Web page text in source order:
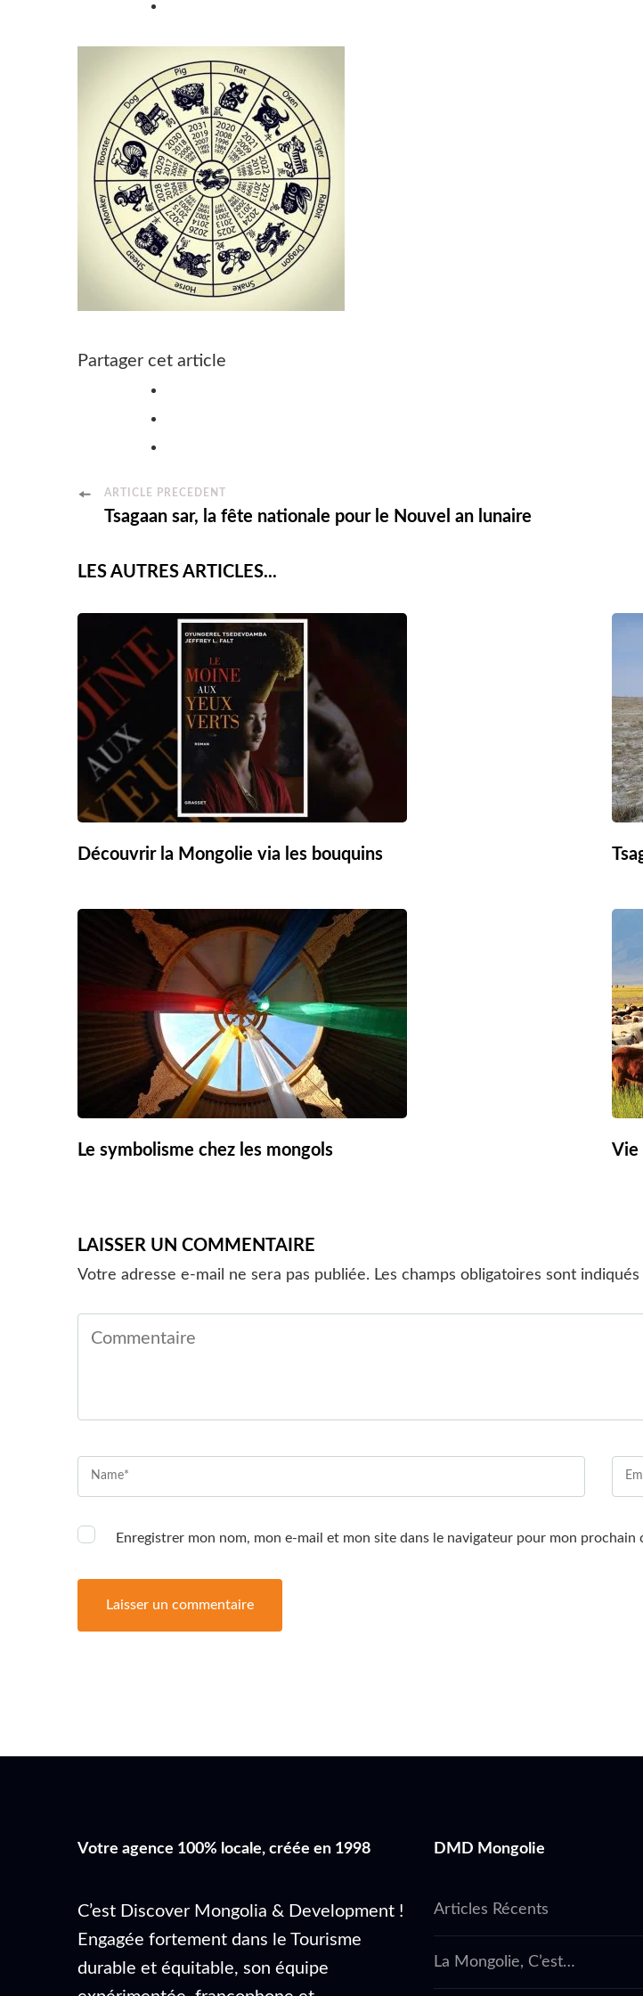
Partager cet article
Post
Navigation
ARTICLE PRÉCÉDENT
Tsagaan sar, la fête nationale pour le Nouvel an lunaire
LES AUTRES ARTICLES...
Découvrir la Mongolie via les bouquins
Le symbolisme chez les mongols Vie
LAISSER UN COMMENTAIRE
Votre adresse e-mail ne sera pas publiée. Les champs obligatoires sont indiqués
Enregistrer mon nom, mon e-mail et mon site dans le navigateur pour mon prochain
Votre agence 100% locale, créée en 1998
C’est Discover Mongolia & Development !
Engagée fortement dans le Tourisme
durable et équitable, son équipe
DMD Mongolie
Articles Récents
La Mongolie, C’est…